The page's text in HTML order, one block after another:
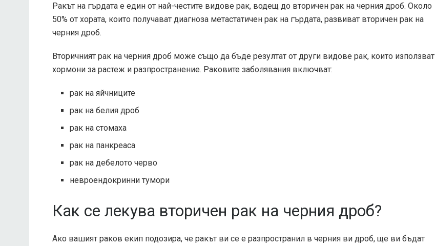
Ракът на гърдата е един от най-честите видове рак, водещ до вторичен рак на черния дроб. Около
50% от хората, които получават диагноза метастатичен рак на гърдата, развиват вторичен рак на
черния дроб.
Вторичният рак на черния дроб може също да бъде резултат от други видове рак, които използват
хормони за растеж и разпространение. Раковите заболявания включват:
рак на яйчниците
рак на белия дроб
рак на стомаха
рак на панкреаса
рак на дебелото черво
невроендокринни тумори
Как се лекува вторичен рак на черния дроб?
Ако вашият раков екип подозира, че ракът ви се е разпространил в черния ви дроб, ще ви бъдат